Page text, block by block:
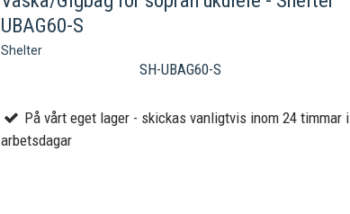
UBAG60-S
Shelter
SH-UBAG60-S
På vårt eget lager - skickas vanligtvis inom 24 timmar i
arbetsdagar